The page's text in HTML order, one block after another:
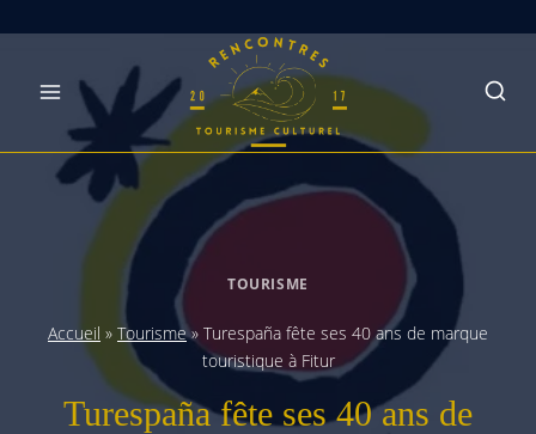
TOURISME
Accueil » Tourisme» Turespaña fête ses 40 ans de marque
touristique à Fitur
Turespaña fête ses 40 ans de